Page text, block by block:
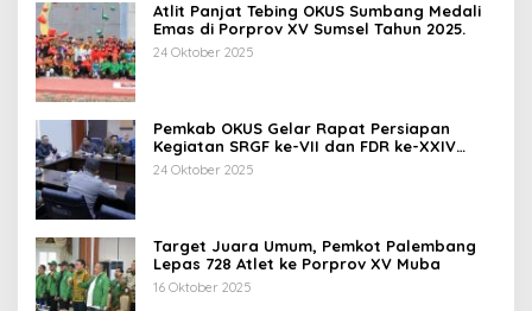
Atlit Panjat Tebing OKUS Sumbang Medali
Emas di Porprov XV Sumsel Tahun 2025.
24 Oktober 2025
Pemkab OKUS Gelar Rapat Persiapan
Kegiatan SRGF ke-VII dan FDR ke-XXIV
Tahun 2025
24 Oktober 2025
Target Juara Umum, Pemkot Palembang
Lepas 728 Atlet ke Porprov XV Muba
16 Oktober 2025